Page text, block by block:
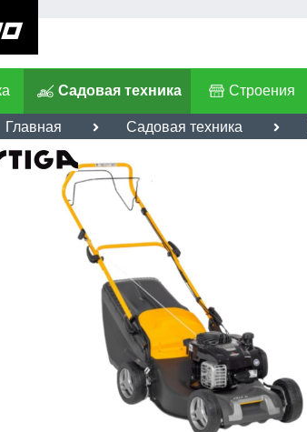
Садовая техника Строения
Главная Садовая техника
Я даю
Телефон
Ссылка
Я даю согласие на